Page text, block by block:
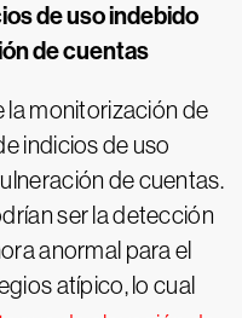
de uso indebido
de cuentas
la monitorización de
indicios de uso
de cuentas.
ser la detección
anormal para el
atípico, lo cual